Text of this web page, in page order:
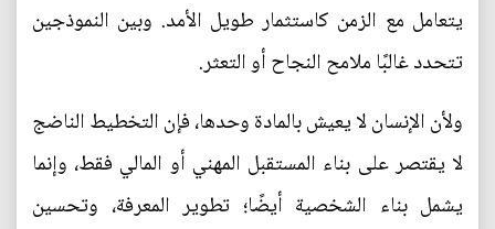
يتعامل مع الزمن كاستثمار طويل الأمد. وبين النموذجين
تتحدد غالبًا ملامح النجاح أو التعثر.
ولأن الإنسان لا يعيش بالمادة وحدها، فإن التخطيط الناضج
لا يقتصر على بناء المستقبل المهني أو المالي فقط، وإنما
يشمل بناء الشخصية أيضًا؛ تطوير المعرفة، وتحسين